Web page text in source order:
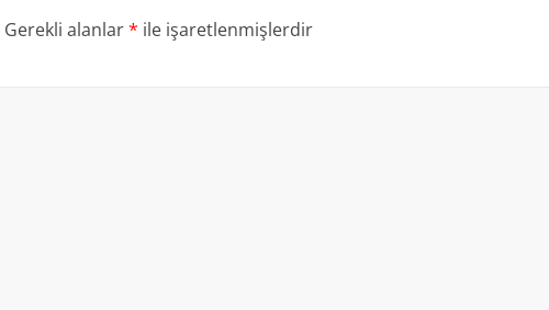
Gerekli alanlar* ile işaretlenmişlerdir